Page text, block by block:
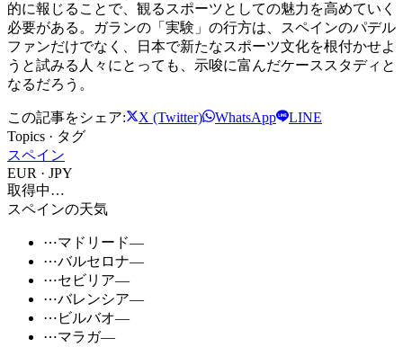
的に報じることで、観るスポーツとしての魅力を高めていく
必要がある。ガランの「実験」の行方は、スペインのパデル
ファンだけでなく、日本で新たなスポーツ文化を根付かせよ
うと試みる人々にとっても、示唆に富んだケーススタディと
なるだろう。
この記事をシェア: X (Twitter) WhatsApp
LINE
Topics · タグ
スペイン
EUR · JPY
取得中…
スペインの天気
⋯マドリード—
⋯バルセロナ—
⋯セビリア—
⋯バレンシア—
⋯ ビルバオ—
⋯マラガ—